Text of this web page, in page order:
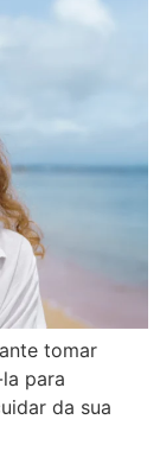
tomar
para
da sua